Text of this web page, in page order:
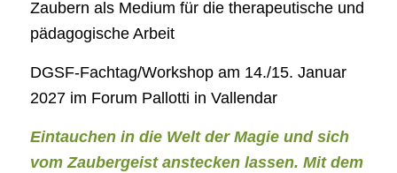
Zaubern als Medium für die therapeutische und
pädagogische Arbeit
DGSF-Fachtag/Workshop am 14./15. Januar
2027 im Forum Pallotti in Vallendar
Eintauchen in die Welt der Magie und sich
vom Zaubergeist anstecken lassen. Mit dem